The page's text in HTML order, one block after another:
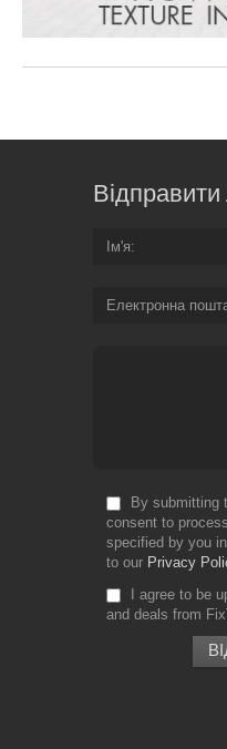
Відправити
Ім'я
Електронна
By submitting
consent to
specified by you
to our Privacy
I agree to be
and deals from